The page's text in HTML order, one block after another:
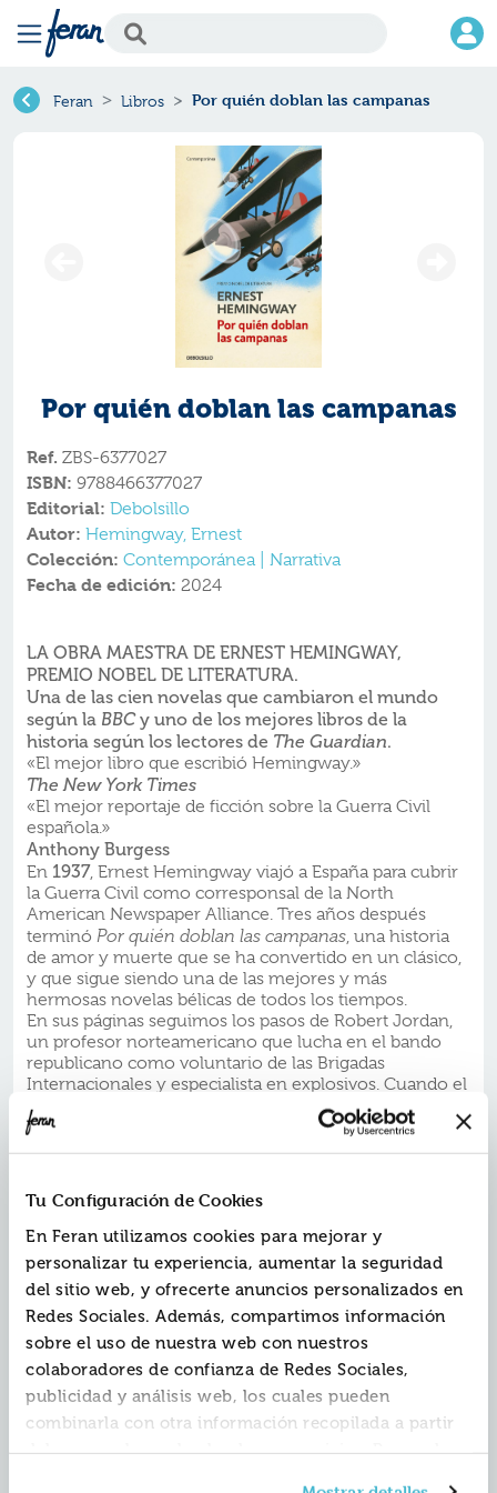
Tu Configuración de Cookies
En Feran utilizamos cookies para mejorar y
personalizar tu experiencia, aumentar la seguridad
del sitio web, y ofrecerte anuncios personalizados en
Redes Sociales. Además, compartimos información
sobre el uso de nuestra web con nuestros
colaboradores de confianza de Redes Sociales,
publicidad y análisis web, los cuales pueden
combinarla con otra información recopilada a partir
del uso que hayas hecho de sus servicios. Recuerda
Feran Libros Por quién doblan las campanas
Por quién doblan las campanas
Ref. ZBS-6377027
ISBN: 9788466377027
Editorial: Debolsillo
Autor: Hemingway, Ernest
Colección: Contemporánea | Narrativa
Fecha de edición: 2024
LA OBRA MAESTRA DE ERNEST HEMINGWAY,
PREMIO NOBEL DE LITERATURA.
Una de las cien novelas que cambiaron el mundo
según la BBCy uno de los mejores libros de la
historia según los lectores de The Guardian.
«El mejor libro que escribió Hemingway.»
The New York Times
«El mejor reportaje de ficción sobre la Guerra Civil
española.»
Anthony Burgess
En 1937, Ernest Hemingway viajó a España para cubrir
la Guerra Civil como corresponsal de la North
American Newspaper Alliance. Tres años después
terminó Por quién doblan las campanas, una historia
de amor y muerte que se ha convertido en un clásico,
y que sigue siendo una de las mejores y más
hermosas novelas bélicas de todos los tiempos.
En sus páginas seguimos los pasos de Robert Jordan,
un profesor norteamericano que lucha en el bando
republicano como voluntario de las Brigadas
Internacionales y especialista en explosivos. Cuando el
general Golz le encarga la destrucción de un puente,
crucial para evitar la contraofensiva de las tropas
también una intensa camaradería y el amor por María,
una joven que huye del bando sublevado y le
devolverá la pasión por la vida.
La crítica ha dicho:
«La novela que le dio a Hemingway lo mejor y lo peor
que puede recibir alguien con mentalidad de atleta: un
triunfo insuperable.»
Juan Villoro
«Una obra extraordinaria: el documento más
conmovedor hasta la fecha sobre la Guerra Civil
española. Una historia soberbia con muchos de los
The New York Times